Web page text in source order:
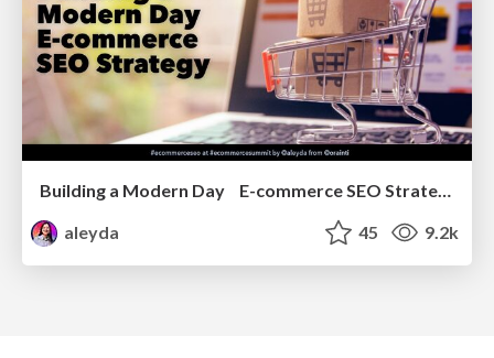
Building a Modern Day E-commerce SEO Strategy
aleyda
45 9.2k